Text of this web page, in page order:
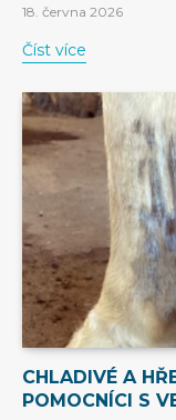
18. června 2026
Číst více
CHLADIVÉ A
POMOCNÍCI S